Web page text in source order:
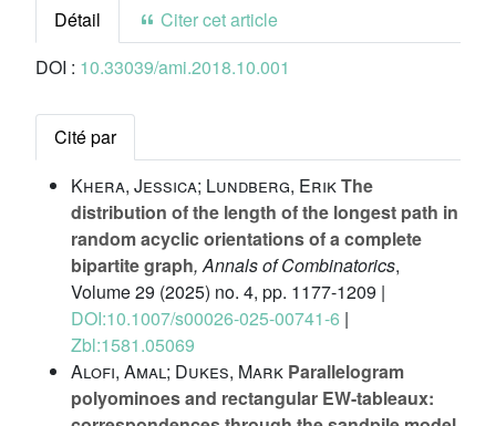
Détail
Citer cet article
DOI : 10.33039/ami.2018.10.001
Cité par
Khera, Jessica; Lundberg, ErikThe
distribution of the length of the longest path in
random acyclic orientations of a complete
bipartite graph, Annals of Combinatorics,
Volume 29 (2025) no. 4, pp. 1177-1209 |
DOI:10.1007/s00026-025-00741-6 |
Zbl:1581.05069
Alofi, Amal; Dukes, Mark Parallelogram
polyominoes and rectangular EW-tableaux: